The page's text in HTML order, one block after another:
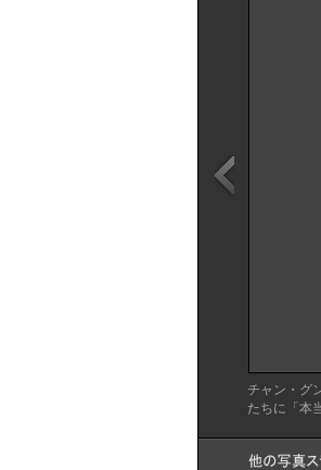
チャン・グ
たちに「本